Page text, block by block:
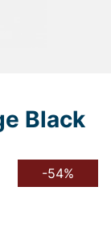
Black
-54%